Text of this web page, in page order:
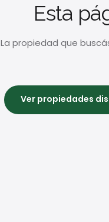
Esta
La propiedad que
Ver propiedades